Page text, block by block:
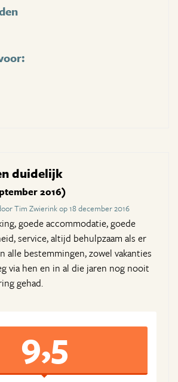
duidelijk
2016)
Tim Zwierink op 18 december 2016
goede accommodatie, goede
service, altijd behulpzaam als er
alle bestemmingen, zowel vakanties
via hen en in al die jaren nog nooit
gehad.
9,5